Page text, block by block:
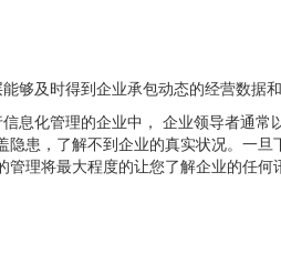
能够及时得到企业承包动态的经营数据
信息化管理的企业中， 企业领导者通
隐患，了解不到企业的真实状况。一
管理将最大程度的让您了解企业的任